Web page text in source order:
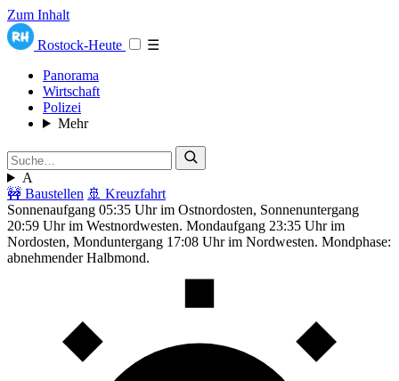
Zum Inhalt
Rostock-Heute
☰
Panorama
Wirtschaft
Polizei
Mehr
A
🚧 Baustellen 🚢 Kreuzfahrt
Sonnenaufgang 05:35 Uhr im Ostnordosten, Sonnenuntergang
20:59 Uhr im Westnordwesten. Mondaufgang 23:35 Uhr im
Nordosten, Monduntergang 17:08 Uhr im Nordwesten. Mondphase:
abnehmender Halbmond.